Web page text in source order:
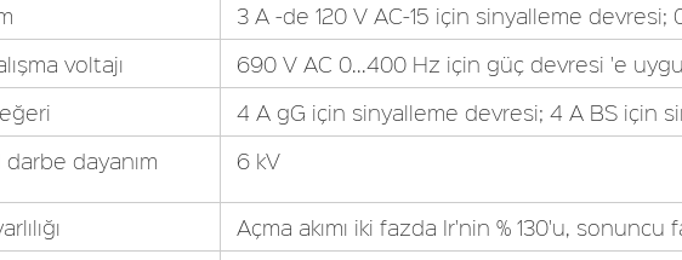
3 A -de 120 V AC-15 için sinyalleme
voltajı
690 V AC 0...400 Hz için güç devresi 'e
4 A gG için sinyalleme devresi; 4 A BS için
dayanım
6 kV
Açma akımı iki fazda Ir'nin % 130'u, sonuncu